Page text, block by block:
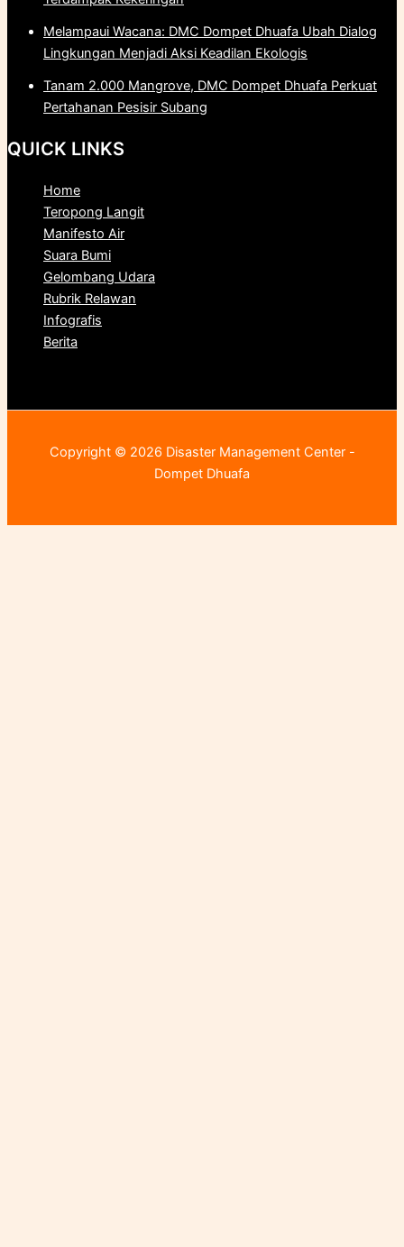
Melampaui Wacana: DMC Dompet Dhuafa Ubah Dialog
Lingkungan Menjadi Aksi Keadilan Ekologis
Tanam 2.000 Mangrove, DMC Dompet Dhuafa Perkuat
Pertahanan Pesisir Subang
QUICK LINKS
Home
Teropong Langit
Manifesto Air
Suara Bumi
Gelombang Udara
Rubrik Relawan
Infografis
Berita
Copyright © 2026 Disaster Management Center -
Dompet Dhuafa